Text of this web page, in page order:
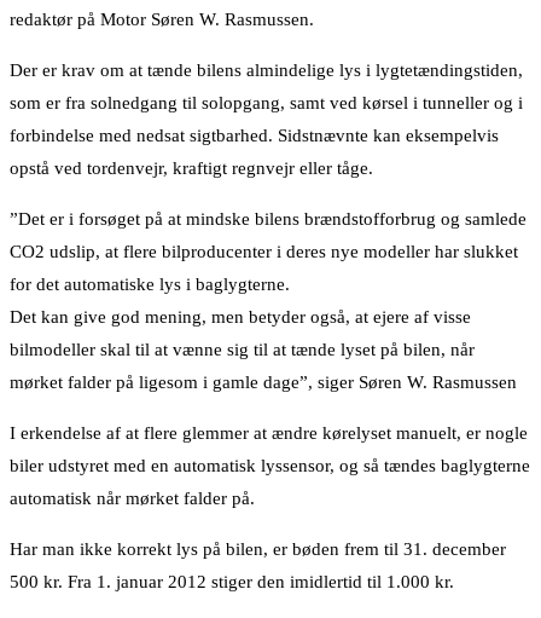
redaktør på Motor Søren W. Rasmussen.
Der er krav om at tænde bilens almindelige lys i lygtetændingstiden,
som er fra solnedgang til solopgang, samt ved kørsel i tunneller og i
forbindelse med nedsat sigtbarhed. Sidstnævnte kan eksempelvis
opstå ved tordenvejr, kraftigt regnvejr eller tåge.
”Det er i forsøget på at mindske bilens brændstofforbrug og samlede
CO2 udslip, at flere bilproducenter i deres nye modeller har slukket
for det automatiske lys i baglygterne.
Det kan give god mening, men betyder også, at ejere af visse
bilmodeller skal til at vænne sig til at tænde lyset på bilen, når
mørket falder på ligesom i gamle dage”, siger Søren W. Rasmussen
I erkendelse af at flere glemmer at ændre kørelyset manuelt, er nogle
biler udstyret med en automatisk lyssensor, og så tændes baglygterne
automatisk når mørket falder på.
Har man ikke korrekt lys på bilen, er bøden frem til 31. december
500 kr. Fra 1. januar 2012 stiger den imidlertid til 1.000 kr.